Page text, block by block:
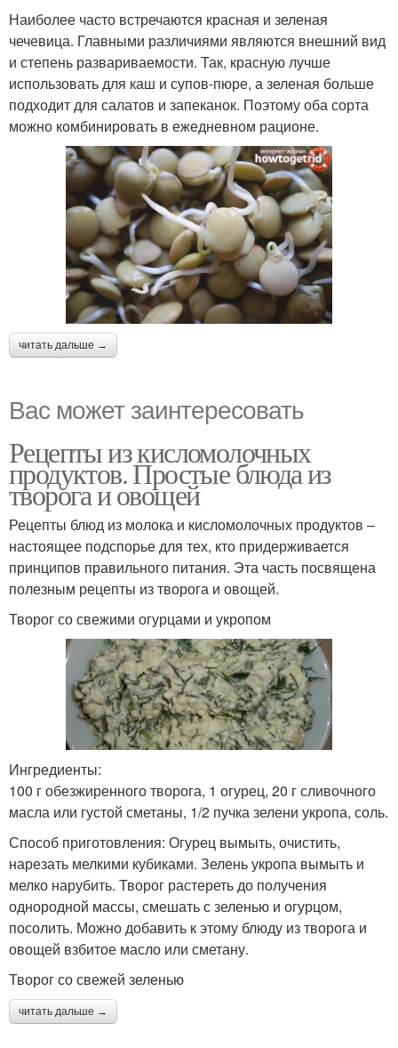
Наиболее часто встречаются красная и зеленая
чечевица. Главными различиями являются внешний вид
и степень развариваемости. Так, красную лучше
использовать для каш и супов-пюре, а зеленая больше
подходит для салатов и запеканок. Поэтому оба сорта
можно комбинировать в ежедневном рационе.
читать дальше →
Вас может заинтересовать
Рецепты из кисломолочных
продуктов. Простые блюда из
творога и овощей
Рецепты блюд из молока и кисломолочных продуктов –
настоящее подспорье для тех, кто придерживается
принципов правильного питания. Эта часть посвящена
полезным рецепты из творога и овощей.
Творог со свежими огурцами и укропом
Ингредиенты:
100 г обезжиренного творога, 1 огурец, 20 г сливочного
масла или густой сметаны, 1/2 пучка зелени укропа, соль.
Способ приготовления: Огурец вымыть, очистить,
нарезать мелкими кубиками. Зелень укропа вымыть и
мелко нарубить. Творог растереть до получения
однородной массы, смешать с зеленью и огурцом,
посолить. Можно добавить к этому блюду из творога и
овощей взбитое масло или сметану.
Творог со свежей зеленью
читать дальше →